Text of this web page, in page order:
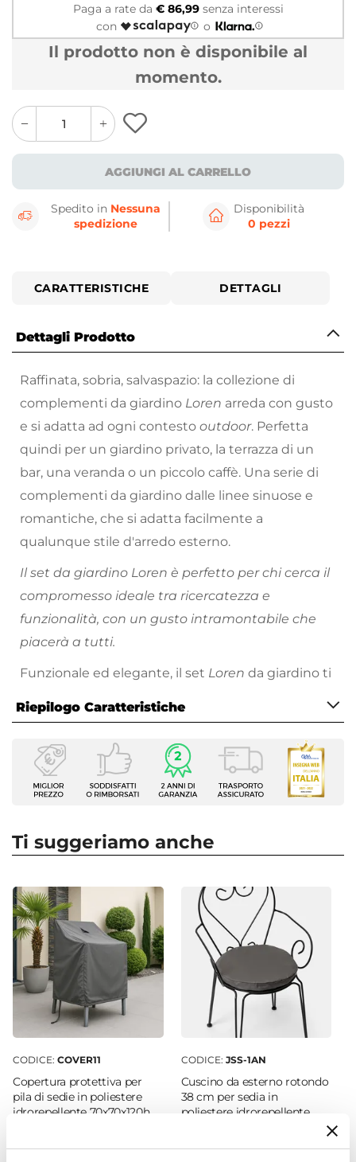
Paga a rate da € 86,99senza interessi
con
o
Il prodotto non è disponibile al
momento.
quantity
button
quantity
minus
button
AGGIUNGI AL CARRELLO
Spedito in Nessuna
spedizione
Disponibilità
0 pezzi
CARATTERISTICHE DETTAGLI
Dettagli Prodotto
Raffinata, sobria, salvaspazio: la collezione di
complementi da giardino Loren arreda con gusto
e si adatta ad ogni contesto outdoor. Perfetta
quindi per un giardino privato, la terrazza di un
bar, una veranda o un piccolo caffè. Una serie di
complementi da giardino dalle linee sinuose e
romantiche, che si adatta facilmente a
qualunque stile d'arredo esterno.
Il set da giardino Loren è perfetto per chi cerca il
compromesso ideale tra ricercatezza e
funzionalità, con un gusto intramontabile che
piacerà a tutti.
Funzionale ed elegante, il set Loren da giardino ti
Riepilogo Caratteristiche
Caratteristiche Generali
Tipologia
Set pranzo
Serie
Colore
Nero
Verniciatura
Verniciatura a polvere
Caratteristiche Sedie
Tipologia
Sedia
4 elementi
Larghezza
40,5 cm
52,5 cm
Ti suggeriamo anche
CODICE: COVER11
Copertura protettiva per
pila di sedie in poliestere
idrorepellente 70x70x120h
CODICE: JSS-1AN
Cuscino da esterno rotondo
38 cm per sedia in
poliestere idrorepellente